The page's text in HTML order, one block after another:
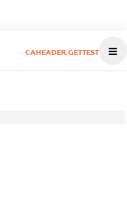
CAHEADER.GETTEST